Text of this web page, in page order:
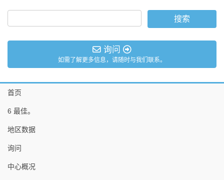
询问
如需了解更多信息，请随时与我们联系。
首页
6 最佳。
地区数据
询问
中心概况